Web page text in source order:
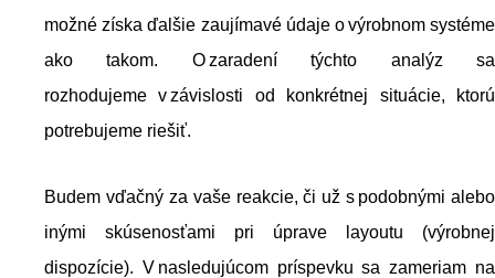
možné získa ďalšie zaujímavé údaje o výrobnom systéme
ako takom. O zaradení týchto analýz sa
rozhodujeme v závislosti od konkrétnej situácie, ktorú
potrebujeme riešiť.
Budem vďačný za vaše reakcie, či už s podobnými alebo
inými skúsenosťami pri úprave layoutu (výrobnej
dispozície). V nasledujúcom príspevku sa zameriam na